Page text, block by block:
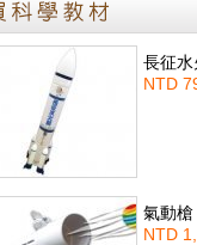
長征水
NTD
氣動槍
NTD